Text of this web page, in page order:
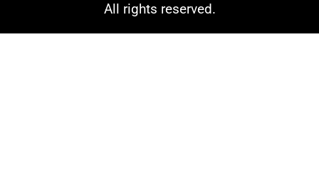
All rights reserved.